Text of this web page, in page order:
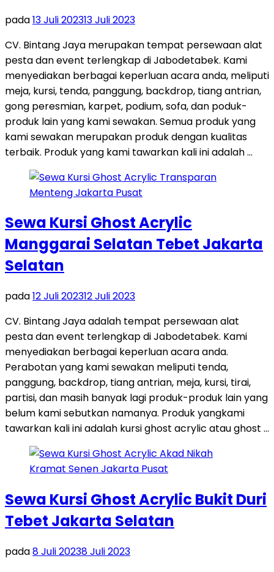
pada13 Juli 202313 Juli 2023
CV. Bintang Jaya merupakan tempat persewaan alat
pesta dan event terlengkap di Jabodetabek. Kami
menyediakan berbagai keperluan acara anda, meliputi
meja, kursi, tenda, panggung, backdrop, tiang antrian,
gong peresmian, karpet, podium, sofa, dan poduk-
produk lain yang kami sewakan. Semua produk yang
kami sewakan merupakan produk dengan kualitas
terbaik. Produk yang kami tawarkan kali ini adalah …
Sewa Kursi Ghost Acrylic
Manggarai Selatan Tebet Jakarta
Selatan
pada12 Juli 202312 Juli 2023
CV. Bintang Jaya adalah tempat persewaan alat
pesta dan event terlengkap di Jabodetabek. Kami
menyediakan berbagai keperluan acara anda.
Perabotan yang kami sewakan meliputi tenda,
panggung, backdrop, tiang antrian, meja, kursi, tirai,
partisi, dan masih banyak lagi produk-produk lain yang
belum kami sebutkan namanya. Produk yangkami
tawarkan kali ini adalah kursi ghost acrylic atau ghost …
Sewa Kursi Ghost Acrylic Bukit Duri
Tebet Jakarta Selatan
pada8 Juli 20238 Juli 2023